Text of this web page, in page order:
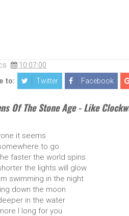
10:07:00
to: Twitter Facebook
Of The Stone Age - Like
it seems
to go
faster the world spins
the lights will glow
swimming in the night
down the moon
in the water
I long for you